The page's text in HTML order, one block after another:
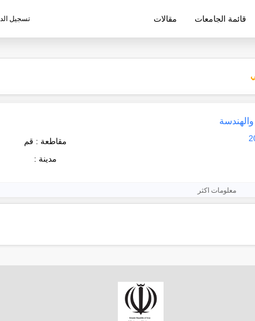
الإيرانية
قائمة الجامعات مقالات تسجيل
مقاطعة : قم
مدينة :
معلومات اكثر